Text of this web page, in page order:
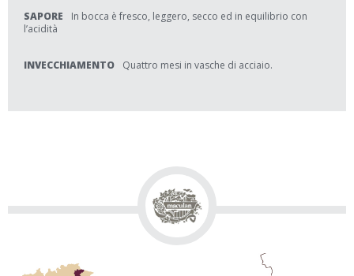
SAPORE
In bocca è fresco, leggero, secco ed in equilibrio con
l’acidità
INVECCHIAMENTO Quattro mesi in vasche di acciaio.